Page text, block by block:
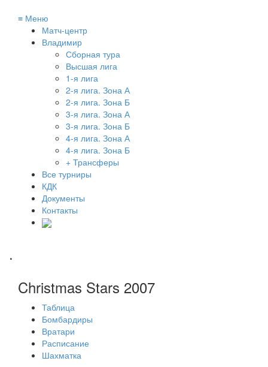
≡ Меню
Матч-центр
Владимир
Сборная тура
Высшая лига
1-я лига
2-я лига. Зона А
2-я лига. Зона Б
3-я лига. Зона А
3-я лига. Зона Б
4-я лига. Зона А
4-я лига. Зона Б
+ Трансферы
Все турниры
КДК
Документы
Контакты
.
Christmas Stars 2007
Таблица
Бомбардиры
Вратари
Расписание
Шахматка